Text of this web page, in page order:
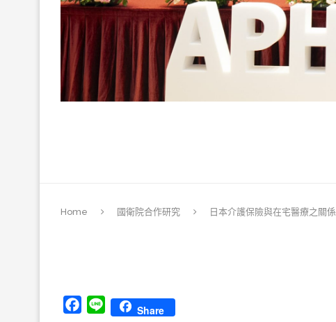
Home 國衛院合作研究 日本介護保險與在宅醫療之關係
Facebook
Line Share